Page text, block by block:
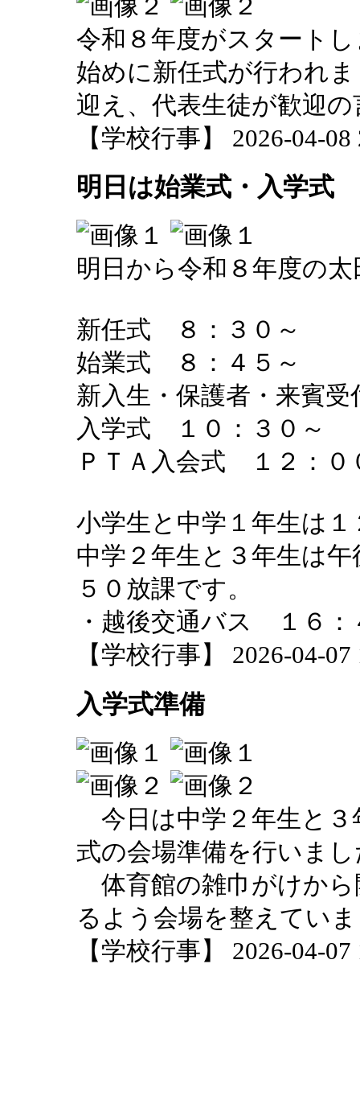
令和８年度がスタート
始めに新任式が行われ
迎え、代表生徒が歓迎
【学校行事】 2026-04-
明日は始業式・入学式
明日から令和８年度の
新任式 ８：３０～
始業式 ８：４５～
新入生・保護者・来賓
入学式 １０：３０～
ＰＴＡ入会式 １２：０
小学生と中学１年生は
中学２年生と３年生は
５０放課です。
・越後交通バス １６：
【学校行事】 2026-04-
入学式準備
今日は中学２年生と３
式の会場準備を行いま
体育館の雑巾がけから
るよう会場を整えてい
【学校行事】 2026-04-